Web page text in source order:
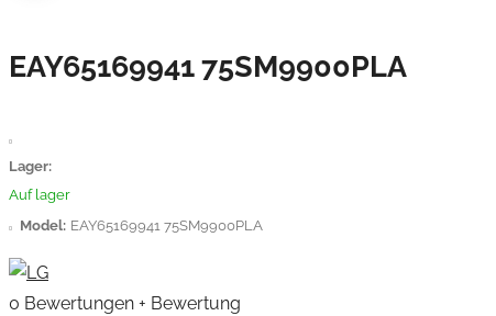
EAY65169941 75SM9900PLA
Lager:
Auf lager
Model: EAY65169941 75SM9900PLA
0 Bewertungen + Bewertung